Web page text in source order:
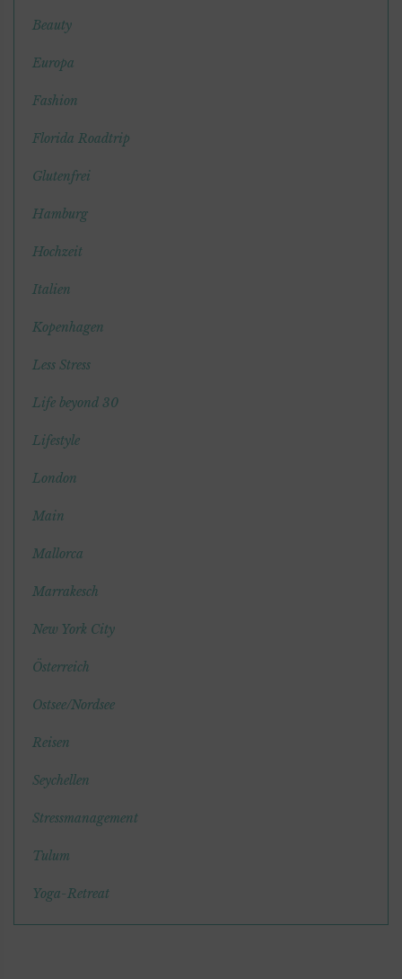
Beauty
Europa
Fashion
Florida Roadtrip
Glutenfrei
Hamburg
Hochzeit
Italien
Kopenhagen
Less Stress
Life beyond 30
Lifestyle
London
Main
Mallorca
Marrakesch
New York City
Österreich
Ostsee/Nordsee
Reisen
Seychellen
Stressmanagement
Tulum
Yoga-Retreat